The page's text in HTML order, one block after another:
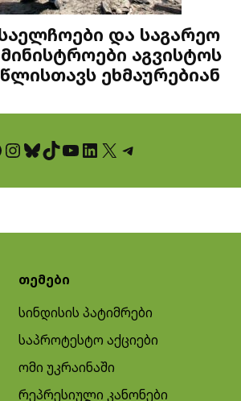
და საგარეო
აგვისტოს
ეხმაურებიან
InstagramBluesky TikTok YouTube LinkedIn X Telegram
თემები
სინდისის პატიმრები
საპროტესტო აქციები
ომი უკრაინაში
რეპრესიული კანონები